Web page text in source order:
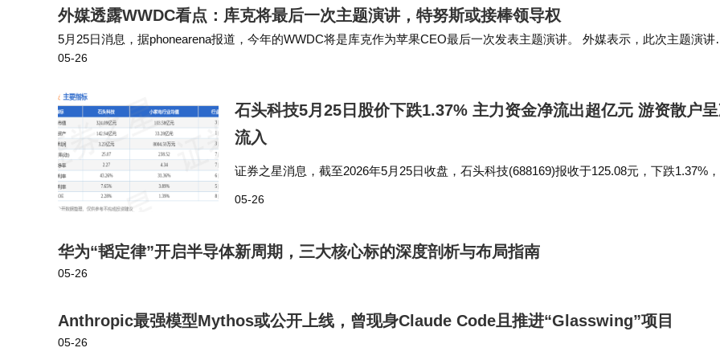
外媒透露WWDC看点：库克将最后一次主题演讲，特努斯或接棒领导权
5月25日消息，据phonearena报道，今年的WWDC将是库克作为苹果CEO最后一次发表主题演讲。 外媒表示，此次主题演讲
重要性远超近期其他任何一次。库克预计将亲自主持发布会，继任者特努斯将在台上扮演更…
05-26
石头科技5月25日股价下跌1.37% 主力资金净流出超亿元 游资散户
流入
证券之星消息，截至2026年5月25日收盘，石头科技(688169)报收于125.08元，下跌1.37%
05-26
华为“韬定律”开启半导体新周期，三大核心标的深度剖析与布局指南
05-26
Anthropic最强模型Mythos或公开上线，曾现身Claude Code且推进“Glasswing”项目
05-26